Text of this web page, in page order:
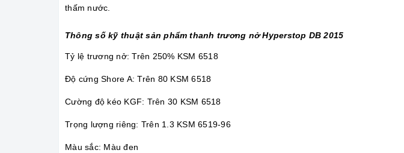
thấm nước.
Thông số kỹ thuật sản phẩm thanh trương nở Hyperstop DB 2015
Tỷ lệ trương nở: Trên 250% KSM 6518
Độ cứng Shore A: Trên 80 KSM 6518
Cường độ kéo KGF: Trên 30 KSM 6518
Trọng lượng riêng: Trên 1.3 KSM 6519-96
Màu sắc: Màu đen